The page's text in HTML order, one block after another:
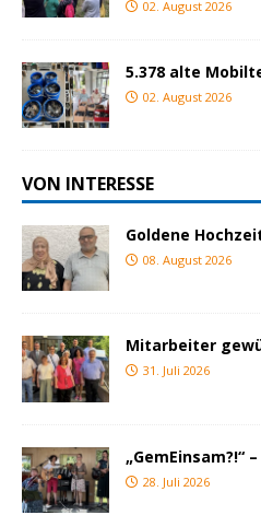
02. August 2026
5.378 alte
02. August 2026
VON INTERESSE
Goldene
08. August 2026
Mitarbeiter
31. Juli 2026
„GemEinsam?!“
28. Juli 2026